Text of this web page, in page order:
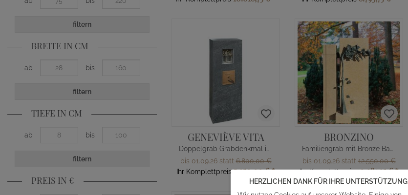
GENEVIÈVE VITA
Doppelgrab Grabdenkmal in Granit
bis 01.09.26 statt6.800,00 €
Ihr Komplettpreis 5.950,00 €*
BRONZINO
Familiengrab mit Bronze Baum
bis 01.09.26 statt12.550,00 €
Ihr Komplettpreis 10.981,25 €*
filtern
BREITE IN CM
ab bis
filtern
TIEFE IN CM
ab bis
filtern
PREIS IN €
HERZLICHEN DANK FÜR IHRE UNTERSTÜTZUNG